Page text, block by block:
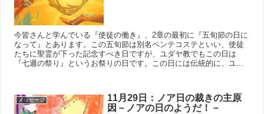
今皆さんと学んでいる『使徒の働き』、2章の最初に『五旬節の日に
なって』とあります。この五旬節は別名ペンテコステといい、使徒
たちに聖霊が下った記念すべき日ですが、ユダヤ教でもこの日は
『七週の祭り』というお祭りの日です。この日には伝統的に、ユ...
メッセージ
11月29日：ノア日の裁きの主原
因－ノアの日のようだ！－